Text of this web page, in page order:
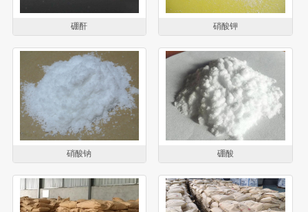
硼酐 硝酸钾
硝酸钠 硼酸